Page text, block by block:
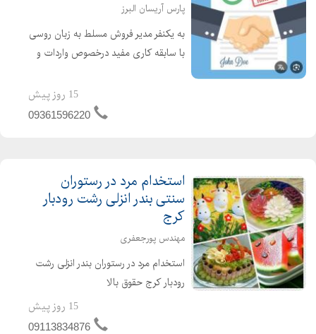
پارس آریسان البرز
به یکنفر مدیر فروش مسلط به زبان روسی
با سابقه کاری مفید درخصوص واردات و
15 روز پیش
09361596220
استخدام مرد در رستوران
سنتی بندر انزلی رشت رودبار
کرج
مهندس پورجعفری
استخدام مرد در رستوران بندر انزلی رشت
رودبار کرج حقوق بالا
15 روز پیش
09113834876